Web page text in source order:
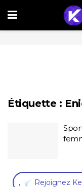
Étiquette :
, Rejoignez